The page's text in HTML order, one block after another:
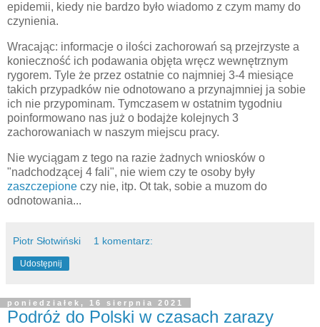
epidemii, kiedy nie bardzo było wiadomo z czym mamy do
czynienia.
Wracając: informacje o ilości zachorowań są przejrzyste a
konieczność ich podawania objęta wręcz wewnętrznym
rygorem. Tyle że przez ostatnie co najmniej 3-4 miesiące
takich przypadków nie odnotowano a przynajmniej ja sobie
ich nie przypominam. Tymczasem w ostatnim tygodniu
poinformowano nas już o bodajże kolejnych 3
zachorowaniach w naszym miejscu pracy.
Nie wyciągam z tego na razie żadnych wniosków o
"nadchodzącej 4 fali", nie wiem czy te osoby były
zaszczepione czy nie, itp. Ot tak, sobie a muzom do
odnotowania...
Piotr Słotwiński 1 komentarz:
Udostępnij
poniedziałek, 16 sierpnia 2021
Podróż do Polski w czasach zarazy